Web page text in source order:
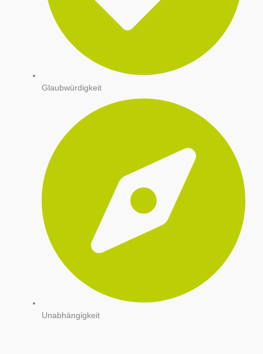
Glaubwürdigkeit
Unabhängigkeit